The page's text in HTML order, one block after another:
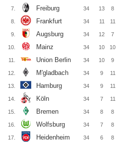
7. Freiburg 34 13 8
8. Frankfurt 34 11 11
9. Augsburg 34 12 7
10. Mainz 34 10 10
11. Union Berlin 34 10 9
12. M'gladbach 34 9 11
13. Hamburg 34 9 11
14. Köln 34 7 11
15. Bremen 34 8 8
16. Wolfsburg 34 7 8
17. Heidenheim 34 6 8